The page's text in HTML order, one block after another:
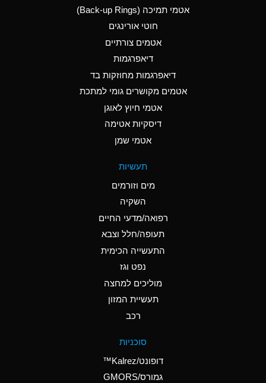
Aluminum Phosphate
Ammonia Anhydrous
C
Ammonia Gas (cold)
A
Ammonia Gas (hot)
Ammonium Hydroxide
A
Ammonium Nitrate
Ammonium Nitrite
Ammonium Persulfate
Ammonium Phosphate
A
אטמי תמיכה (Back-up Rings)
חוטי אורינגים
אטמים צורתיים
דיאפרגמות
דיאפרגמות מחוזקות בד
אטמים מקושרים גומי למתכת
אטמי חיוץ לאוגן
דיסקיות אטימה
אטמי שמן
תעשיות
מים וזורמים
השקיה
רפואה/מדעי החיים
תעופה/חלל וצבא
התעשייה הכימית
נפט וגז
מוליכים למחצה
תעשיית המזון
רכב
סוכניות
דופונט/Kalrez™
גמורס/GMORS